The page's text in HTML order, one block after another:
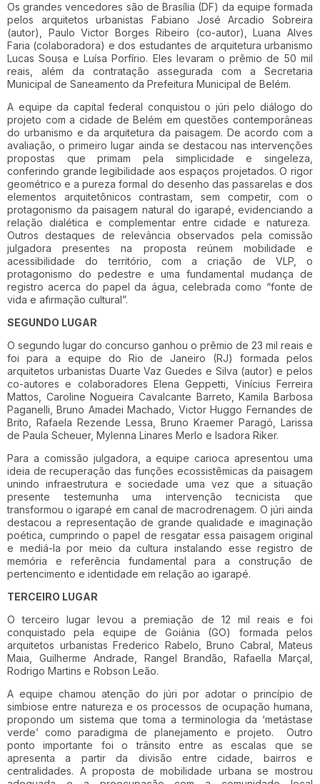
Os grandes vencedores são de Brasília (DF) da equipe formada
pelos arquitetos urbanistas Fabiano José Arcadio Sobreira
(autor), Paulo Victor Borges Ribeiro (co-autor), Luana Alves
Faria (colaboradora) e dos estudantes de arquitetura urbanismo
Lucas Sousa e Luísa Porfírio. Eles levaram o prêmio de 50 mil
reais, além da contratação assegurada com a Secretaria
Municipal de Saneamento da Prefeitura Municipal de Belém.
A equipe da capital federal conquistou o júri pelo diálogo do
projeto com a cidade de Belém em questões contemporâneas
do urbanismo e da arquitetura da paisagem. De acordo com a
avaliação, o primeiro lugar ainda se destacou nas intervenções
propostas que primam pela simplicidade e singeleza,
conferindo grande legibilidade aos espaços projetados. O rigor
geométrico e a pureza formal do desenho das passarelas e dos
elementos arquitetônicos contrastam, sem competir, com o
protagonismo da paisagem natural do igarapé, evidenciando a
relação dialética e complementar entre cidade e natureza.
Outros destaques de relevância observados pela comissão
julgadora presentes na proposta reúnem mobilidade e
acessibilidade do território, com a criação de VLP, o
protagonismo do pedestre e uma fundamental mudança de
registro acerca do papel da água, celebrada como “fonte de
vida e afirmação cultural”.
SEGUNDO LUGAR
O segundo lugar do concurso ganhou o prêmio de 23 mil reais e
foi para a equipe do Rio de Janeiro (RJ) formada pelos
arquitetos urbanistas Duarte Vaz Guedes e Silva (autor) e pelos
co-autores e colaboradores Elena Geppetti, Vinícius Ferreira
Mattos, Caroline Nogueira Cavalcante Barreto, Kamila Barbosa
Paganelli, Bruno Amadei Machado, Victor Huggo Fernandes de
Brito, Rafaela Rezende Lessa, Bruno Kraemer Paragó, Larissa
de Paula Scheuer, Mylenna Linares Merlo e Isadora Riker.
Para a comissão julgadora, a equipe carioca apresentou uma
ideia de recuperação das funções ecossistêmicas da paisagem
unindo infraestrutura e sociedade uma vez que a situação
presente testemunha uma intervenção tecnicista que
transformou o igarapé em canal de macrodrenagem. O júri ainda
destacou a representação de grande qualidade e imaginação
poética, cumprindo o papel de resgatar essa paisagem original
e mediá-la por meio da cultura instalando esse registro de
memória e referência fundamental para a construção de
pertencimento e identidade em relação ao igarapé.
TERCEIRO LUGAR
O terceiro lugar levou a premiação de 12 mil reais e foi
conquistado pela equipe de Goiânia (GO) formada pelos
arquitetos urbanistas Frederico Rabelo, Bruno Cabral, Mateus
Maia, Guilherme Andrade, Rangel Brandão, Rafaella Marçal,
Rodrigo Martins e Robson Leão.
A equipe chamou atenção do júri por adotar o princípio de
simbiose entre natureza e os processos de ocupação humana,
propondo um sistema que toma a terminologia da ‘metástase
verde’ como paradigma de planejamento e projeto. Outro
ponto importante foi o trânsito entre as escalas que se
apresenta a partir da divisão entre cidade, bairros e
centralidades. A proposta de mobilidade urbana se mostrou